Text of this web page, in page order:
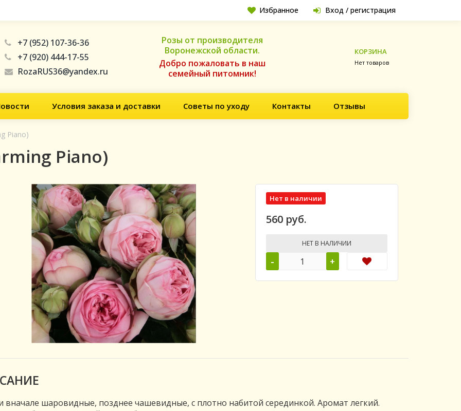
Избранное Вход / регистрация
+7 (952) 107-36-36
+7 (920) 444-17-55
RozaRUS36@yandex.ru
Розы от производителя
Воронежской области.
Добро пожаловать в наш
семейный питомник!
КОРЗИНА
Нет товаров
Условия заказа и доставки Советы по уходу Контакты Отзывы
Piano)
Piano)
Нет в наличии
560 руб.
НЕТ В НАЛИЧИИ
- +
вначале шаровидные, позднее чашевидные, с плотно набитой серединкой. Аромат легкий.